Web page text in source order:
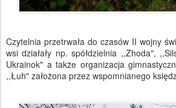
Czytelnia przetrwała do czasów II wojny
wsi działały np. spółdzielnia ,,Zhoda",
Ukrainok" a także organizacja
,,Łuh" założona przez wspomnianego